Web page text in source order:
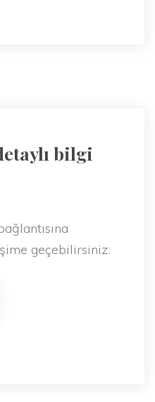
bilgi
geçebilirsiniz: